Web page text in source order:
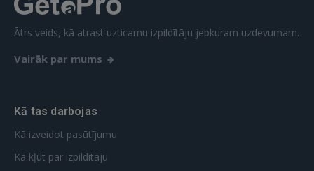
Ātrs veids, kā atrast uzticamu izpildītāju jebkuram uzdevumam.
Vairāk par mums
Kā tas darbojas
Kā izveidot pasūtījumu
Kā kļūt par izpildītāju